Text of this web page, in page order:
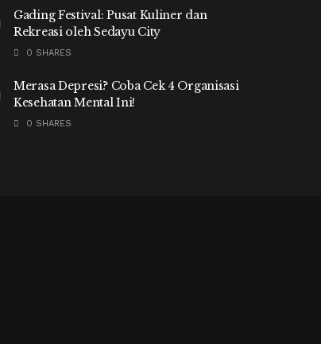
Gading Festival: Pusat Kuliner dan
Rekreasi oleh Sedayu City
0 SHARES
Merasa Depresi? Coba Cek 4 Organisasi
Kesehatan Mental Ini!
0 SHARES